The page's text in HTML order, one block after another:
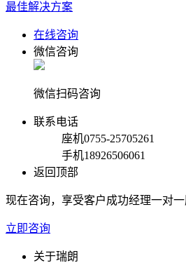
最佳解决方案
在线咨询
微信咨询
微信扫码咨询
联系电话
座机0755-25705261
手机18926506061
返回顶部
现在咨询，享受客户成功经理一对
立即咨询
关于瑞朗